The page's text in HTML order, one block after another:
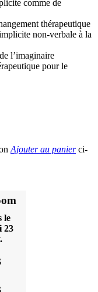
comme de
thérapeutique
non-verbale à la
l’imaginaire
pour le
Ajouter au panierci-
le
23